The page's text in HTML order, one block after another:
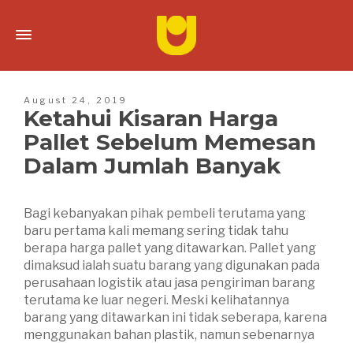
August 24, 2019
Ketahui Kisaran Harga
Pallet Sebelum Memesan
Dalam Jumlah Banyak
Bagi kebanyakan pihak pembeli terutama yang
baru pertama kali memang sering tidak tahu
berapa harga pallet yang ditawarkan. Pallet yang
dimaksud ialah suatu barang yang digunakan pada
perusahaan logistik atau jasa pengiriman barang
terutama ke luar negeri. Meski kelihatannya
barang yang ditawarkan ini tidak seberapa, karena
menggunakan bahan plastik, namun sebenarnya